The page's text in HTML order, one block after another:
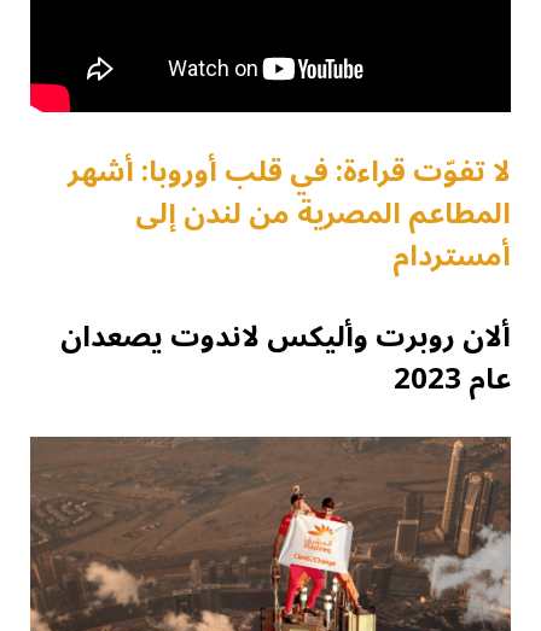
لا تفوّت قراءة: في قلب أوروبا: أشهر
المطاعم المصرية من لندن إلى
أمستردام
ألان روبرت وأليكس لاندوت يصعدان
عام 2023